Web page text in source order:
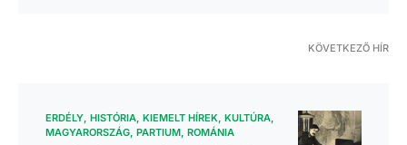
KÖVETKEZŐ HÍR
ERDÉLY HISTÓRIA KIEMELT HÍREK KULTÚRA
MAGYARORSZÁG PARTIUM ROMÁNIA